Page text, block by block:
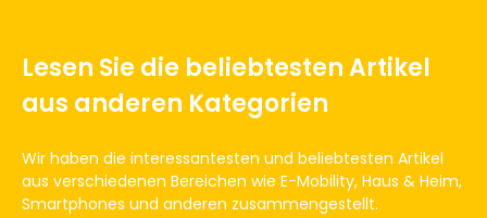
Lesen Sie die beliebtesten Artikel
aus anderen Kategorien
Wir haben die interessantesten und beliebtesten Artikel
aus verschiedenen Bereichen wie E-Mobility, Haus & Heim,
Smartphones und anderen zusammengestellt.